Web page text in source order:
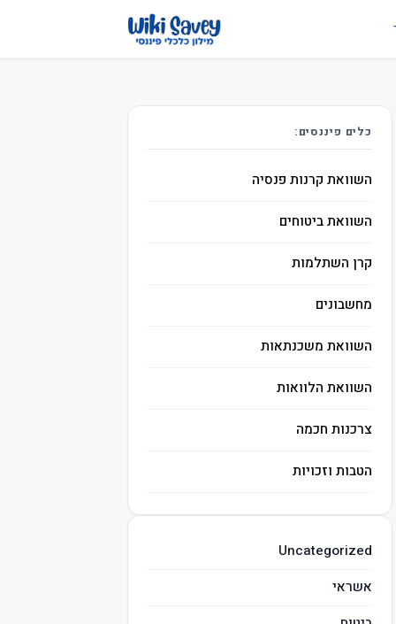
כלים פיננסים:
השוואת קרנות פנסיה
השוואת ביטוחים
קרן השתלמות
מחשבונים
השוואת משכנתאות
השוואת הלוואות
צרכנות חכמה
הטבות וזכויות
השקעות חכמות
מיסים
Uncategorized
אשראי